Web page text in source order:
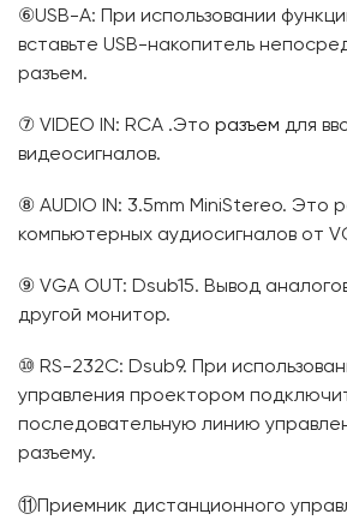
⑥USB-A: При использовании
вставьте USB-накопитель
разъем.
⑦ VIDEO IN: RCA .Это разъем для
видеосигналов.
⑧ AUDIO IN: 3.5mm MiniStereo. Это
компьютерных аудиосигналов от
⑨ VGA OUT: Dsub15. Вывод
другой монитор.
⑩ RS-232C: Dsub9. При
управления проектором
последовательную линию
разъему.
⑪Приемник дистанционного